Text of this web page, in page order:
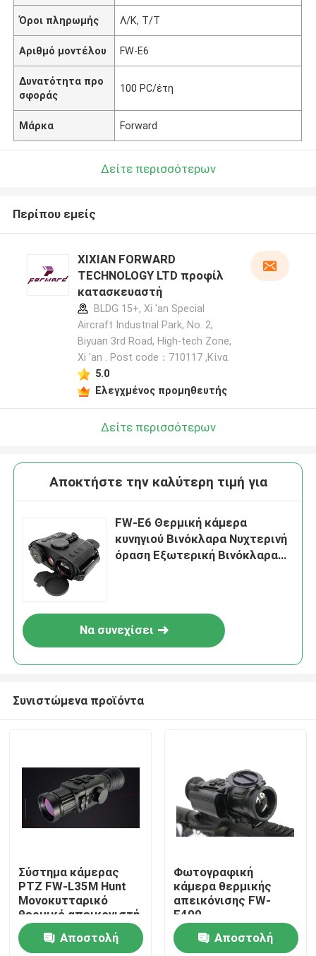
Προϊόντα
Βίντεο
Όροι πληρωμής Λ/Κ, Τ/Τ
Αριθμό μοντέλου FW-E6
Δυνατότητα προ
σφοράς
100 PC/έτη
Μάρκα Forward
Δείτε περισσότερων
Περίπου εμείς
XIXIAN FORWARD
TECHNOLOGY LTD προφίλ
κατασκευαστή
BLDG 15+, Xi 'an Special
Aircraft Industrial Park, No. 2,
Biyuan 3rd Road, High-tech Zone,
Xi 'an . Post code：710117 ,Κίνα
5.0
Ελεγχμένος προμηθευτής
Δείτε περισσότερων
Αποκτήστε την καλύτερη τιμή για
FW-E6 Θερμική κάμερα
κυνηγιού Βινόκλαρα Νυχτερινή
όραση Εξωτερική Βινόκλαρα
Να συνεχίσει
Συνιστώμενα προϊόντα
Σύστημα κάμερας
PTZ FW-L35M Hunt
Μονοκυτταρικό
θερμικό απεικονιστή
υπέρυθρης
εμβέλειας νυχτερινή
Αποστολή
Φωτογραφική
κάμερα θερμικής
απεικόνισης FW-
E400
Αποστολή